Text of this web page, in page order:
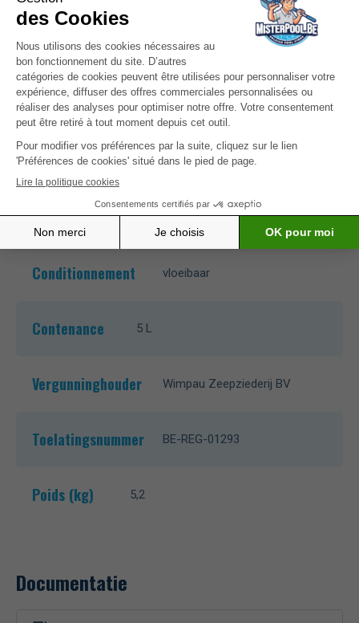
te configureren, krijgt u een gepersonaliseerde
dosering voor dit product,
Kenmerken
Action Bestrijdt en voorkomt algen
Composition Didecyldimethylammoniumchloride
Conditionnement vloeibaar
Contenance 5 L
Vergunninghouder Wimpau Zeepziederij BV
Toelatingsnummer BE-REG-01293
Poids (kg) 5,2
Documentatie